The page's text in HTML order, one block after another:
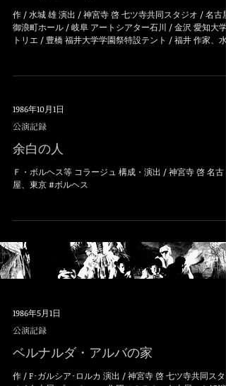
作 / 水城 雄 演出 / 神宮寺 啓 七ツ寺共同スタジオ / 名古屋
御浪町ホール / 岐阜 アートシアター石川 / 金沢 愛知大学
トリエ / 豊橋 福井大学学園祭特設テント / 福井 作家、水
1986年10月1日
公演記録
余白の人
Ｆ・ボルヘス等 コラージュ 構成・演出 / 神宮寺 啓 名古
屋、東京 #ボルヘス
1986年5月1日
公演記録
ベルナルダ・アルバの家
作 / F･ガルシア･ロルカ 演出 / 神宮寺 啓 七ツ寺共同スタ